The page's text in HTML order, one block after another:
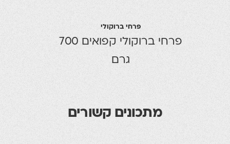
פרחי ברוקולי
פרחי ברוקולי קפואים 700
גרם
מתכונים קשורים